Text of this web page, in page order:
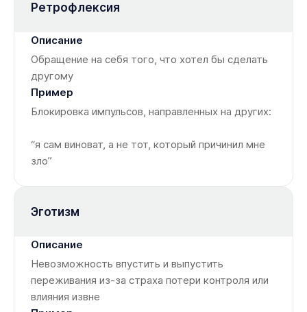
Ретрофлексия
Обращение на себя того, что хотел бы сделать
другому
Блокировка импульсов, направленных на других:
“я сам виноват, а не тот, который причинил мне
зло”
Эготизм
Невозможность впустить и выпустить
переживания из-за страха потери контроля или
влияния извне